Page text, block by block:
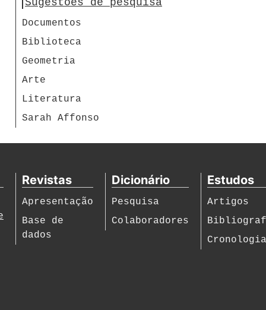
Sugestões de pesquisa
Documentos
Biblioteca
Geometria
Arte
Literatura
Sarah Affonso
Revistas
Apresentação
Base de
dados
Dicionário
Pesquisa
Colaboradores
Estudos
Artigos